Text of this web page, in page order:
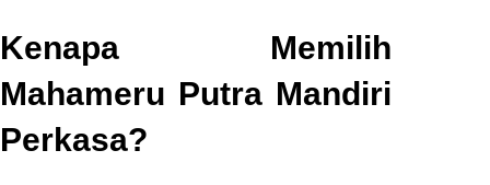
Kenapa Memilih
Mahameru Putra Mandiri
Perkasa?